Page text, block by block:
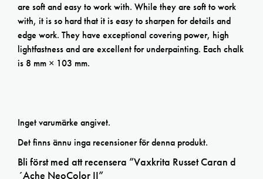
are soft and easy to work with. While they are soft to work
with, it is so hard that it is easy to sharpen for details and
edge work. They have exceptional covering power, high
lightfastness and are excellent for underpainting. Each chalk
is 8 mm × 103 mm.
Inget varumärke angivet.
Det finns ännu inga recensioner för denna produkt.
Bli först med att recensera ”Vaxkrita Russet Caran d
´Ache NeoColor II”